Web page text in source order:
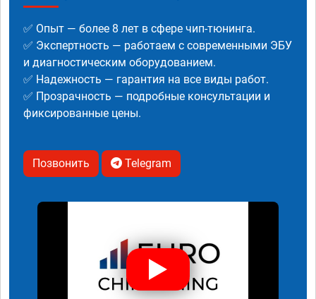
✅ Опыт — более 8 лет в сфере чип-тюнинга.
✅ Экспертность — работаем с современными ЭБУ
и диагностическим оборудованием.
✅ Надежность — гарантия на все виды работ.
✅ Прозрачность — подробные консультации и
фиксированные цены.
Позвонить Telegram